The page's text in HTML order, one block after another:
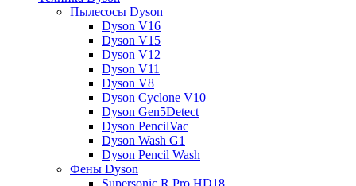
Пылесосы Dyson
Dyson V16
Dyson V15
Dyson V12
Dyson V11
Dyson V8
Dyson Cyclone V10
Dyson Gen5Detect
Dyson PencilVac
Dyson Wash G1
Dyson Pencil Wash
Фены Dyson
Supersonic R Pro HD18